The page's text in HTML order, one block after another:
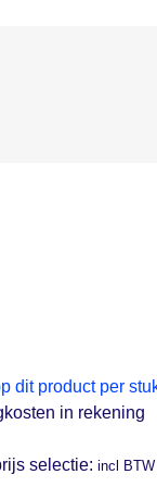
dit product per
in rekening
selectie: incl BTW